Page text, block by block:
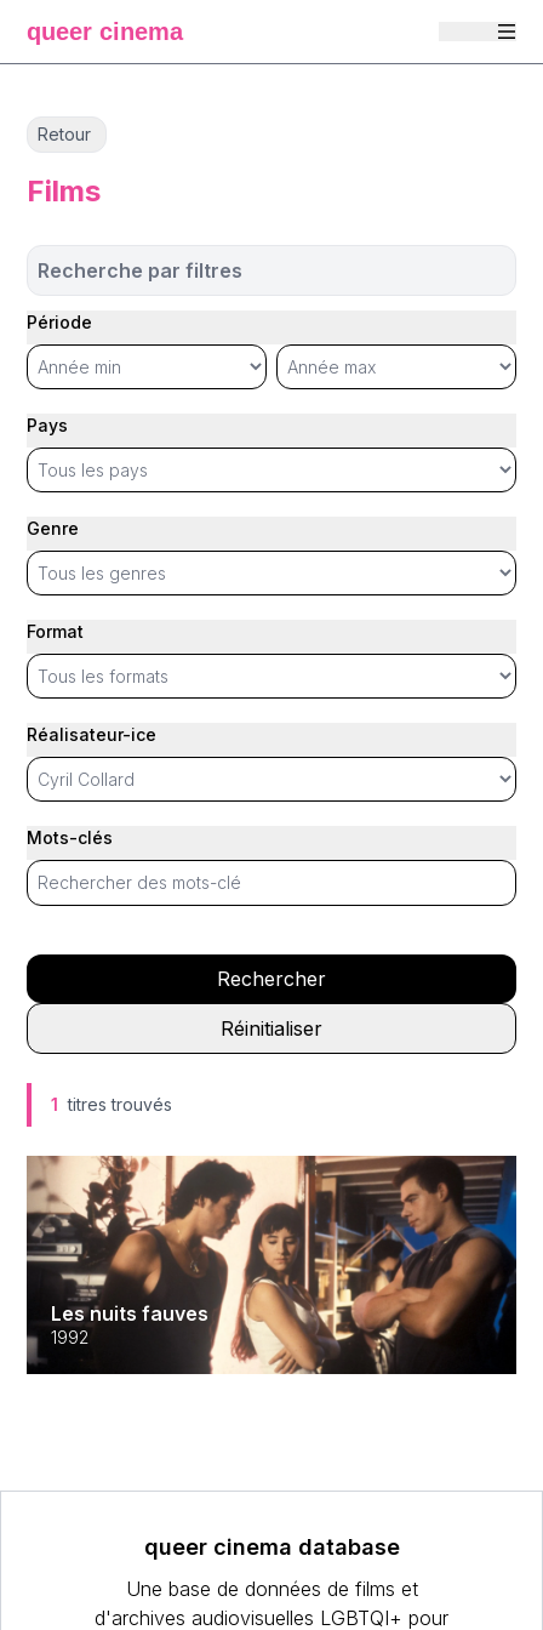
queer cinema
Retour
Films
Recherche par filtres
Période
Pays
Genre
Format
Réalisateur-ice
Mots-clés
Rechercher
Réinitialiser
1 titres trouvés
Les nuits fauves
1992
queer cinema database
Une base de données de films et
d'archives audiovisuelles LGBTQI+ pour